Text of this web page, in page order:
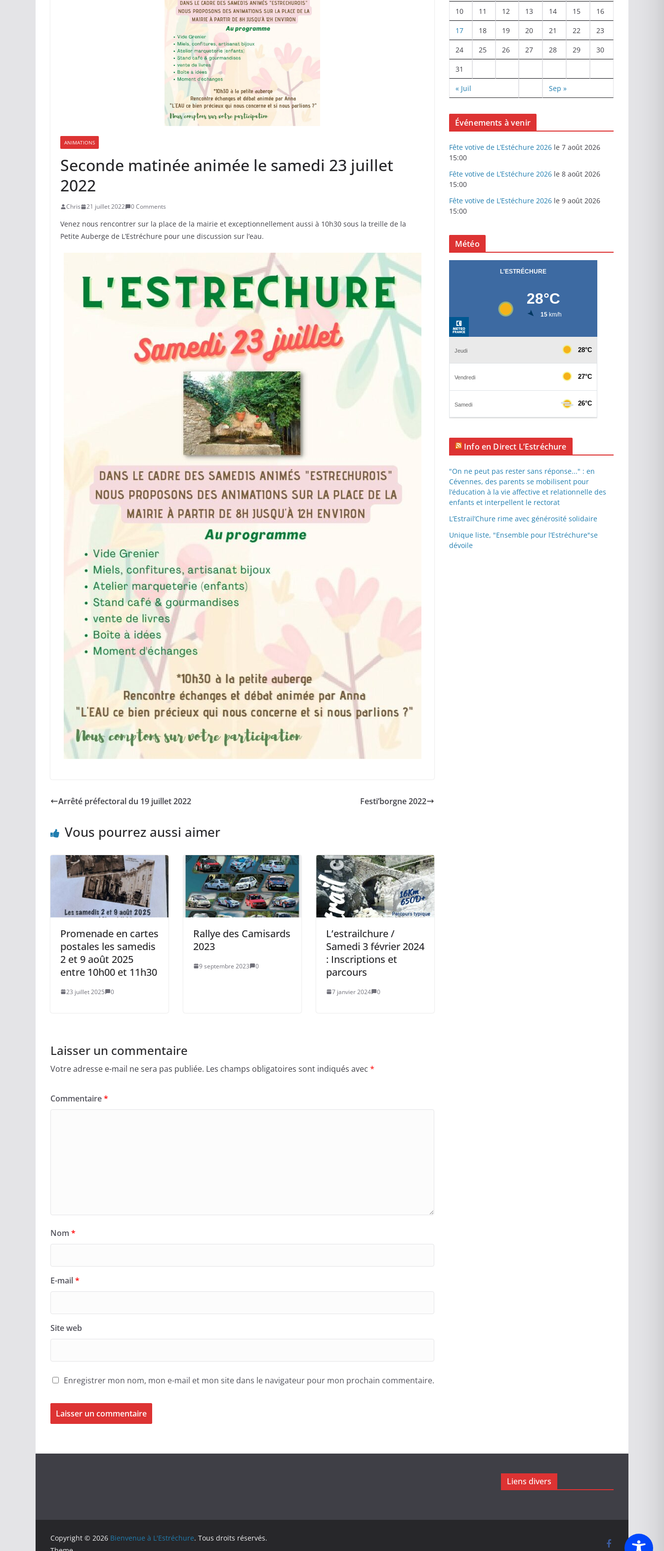
ANIMATIONS
Seconde matinée animée le samedi 23 juillet
2022
Chris 21 juillet 2022 0 Comments
Venez nous rencontrer sur la place de la mairie et exceptionnellement aussi à 10h30 sous la treille de la
Petite Auberge de L’Estréchure pour une discussion sur l’eau.
Arrêté préfectoral du 19 juillet 2022 Festi’borgne 2022
Vous pourrez aussi aimer
Promenade en cartes
postales les samedis
2 et 9 août 2025
entre 10h00 et 11h30
23 juillet 2025 0
Rallye des Camisards
2023
9 septembre 2023 0
L’estrailchure /
Samedi 3 février 2024
: Inscriptions et
parcours
7 janvier 2024 0
Laisser un commentaire
Votre adresse e-mail ne sera pas publiée. Les champs obligatoires sont indiqués avec *
Commentaire*
Nom *
E-mail*
Site web
Enregistrer mon nom, mon e-mail et mon site dans le navigateur pour mon prochain commentaire.
10 11 12 13 14 15 16
17 18 19 20 21 22 23
24 25 26 27 28 29 30
31
« Juil Sep »
Événements à venir
Fête votive de L’Estéchure 2026 le 7 août 2026
15:00
Fête votive de L’Estéchure 2026 le 8 août 2026
15:00
Fête votive de L’Estéchure 2026 le 9 août 2026
15:00
Météo
Info en Direct L’Estréchure
"On ne peut pas rester sans réponse..." : en
Cévennes, des parents se mobilisent pour
l’éducation à la vie affective et relationnelle des
enfants et interpellent le rectorat
L’Estrail’Chure rime avec générosité solidaire
Unique liste, "Ensemble pour l’Estréchure"se
dévoile
Liens divers
Copyright © 2026 Bienvenue à L'Estréchure. Tous droits réservés.